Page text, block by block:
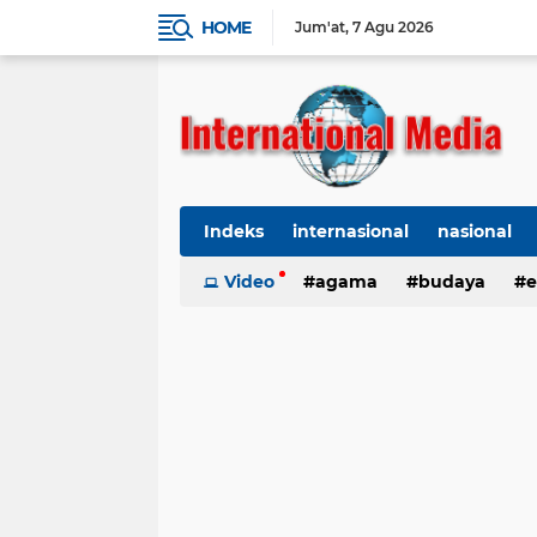
HOME Jum'at 7 Agu 2026
Indeks internasional nasional
Ekbis TNI-Polri Organisasi
Video agama budaya